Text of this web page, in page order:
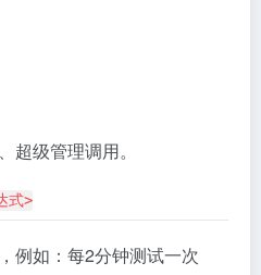
超级管理调用。
式>
例如：每2分钟测试一次